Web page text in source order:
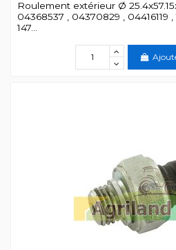
Roulement extérieur Ø
04368537 , 04370829 , 04416119 ,
147...